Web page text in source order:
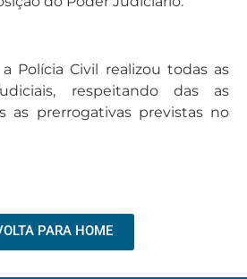
Polícia Civil realizou todas as
respeitando das as
as prerrogativas previstas no
PARA HOME